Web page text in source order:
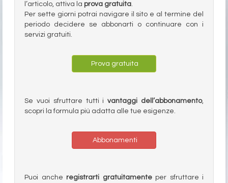
l’articolo, attiva la prova gratuita.
Per sette giorni potrai navigare il sito e al termine del
periodo decidere se abbonarti o continuare con i
servizi gratuiti.
Prova gratuita
Se vuoi sfruttare tutti ivantaggi dell’abbonamento,
scopri la formula più adatta alle tue esigenze.
Abbonamenti
Puoi anche registrarti gratuitamenteper sfruttare i